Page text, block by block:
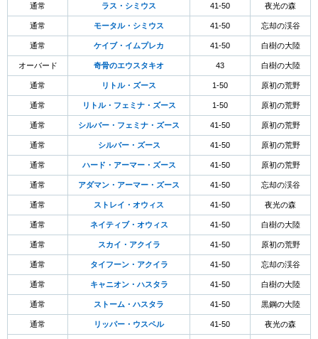
通常 ラス・シミウス 41-50 夜光の森
通常 モータル・シミウス 41-50 忘却の渓谷
通常 ケイブ・イムプレカ 41-50 白樹の大陸
オーバード 奇骨のエウスタキオ 43 白樹の大陸
通常 リトル・ズース 1-50 原初の荒野
通常 リトル・フェミナ・ズース 1-50 原初の荒野
通常 シルバー・フェミナ・ズース 41-50 原初の荒野
通常 シルバー・ズース 41-50 原初の荒野
通常 ハード・アーマー・ズース 41-50 原初の荒野
通常 アダマン・アーマー・ズース 41-50 忘却の渓谷
通常 ストレイ・オウィス 41-50 夜光の森
通常 ネイティブ・オウィス 41-50 白樹の大陸
通常 スカイ・アクイラ 41-50 原初の荒野
通常 タイフーン・アクイラ 41-50 忘却の渓谷
通常 キャニオン・ハスタラ 41-50 白樹の大陸
通常 ストーム・ハスタラ 41-50 黒鋼の大陸
通常 リッパー・ウスペル 41-50 夜光の森